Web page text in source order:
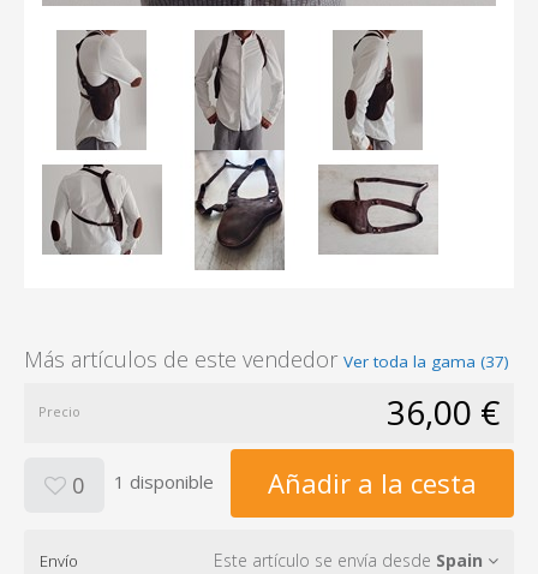
Más artículos de este vendedor Ver toda la gama (37)
Precio 36,00 €
0 1 disponible Añadir a la cesta
Envío Este artículo se envía desde Spain